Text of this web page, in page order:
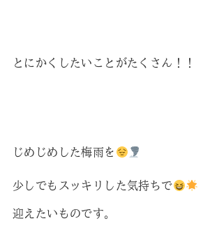
とにかくしたいことがたくさん！！
じめじめした梅雨を
少しでもスッキリした気持ちで
迎えたいものです。